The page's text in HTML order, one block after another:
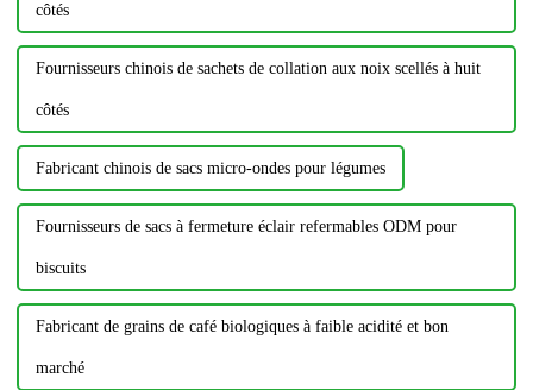
côtés
Fournisseurs chinois de sachets de collation aux noix scellés à huit
côtés
Fabricant chinois de sacs micro-ondes pour légumes
Fournisseurs de sacs à fermeture éclair refermables ODM pour
biscuits
Fabricant de grains de café biologiques à faible acidité et bon
marché